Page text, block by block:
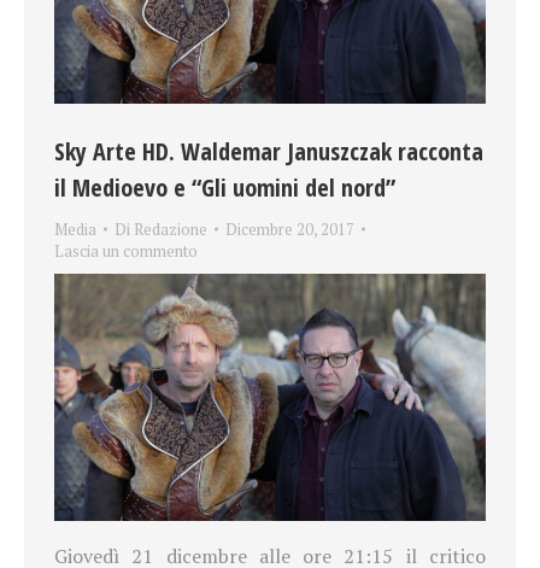
Sky Arte HD. Waldemar Januszczak racconta
il Medioevo e “Gli uomini del nord”
Media Di Redazione
Dicembre 20, 2017
Lascia un commento
Giovedì 21 dicembre alle ore 21:15 il critico